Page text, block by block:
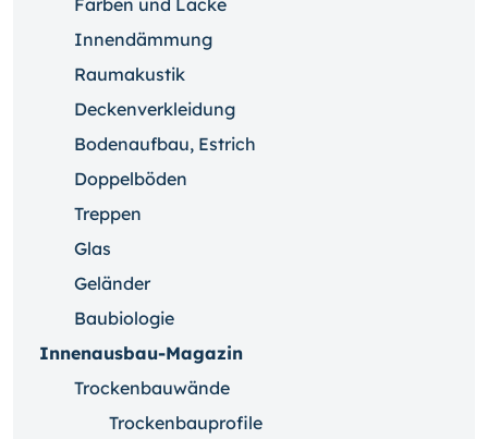
Farben und Lacke
Innendämmung
Raumakustik
Deckenverkleidung
Bodenaufbau, Estrich
Doppelböden
Treppen
Glas
Geländer
Baubiologie
Innenausbau-Magazin
Trockenbauwände
Trockenbauprofile